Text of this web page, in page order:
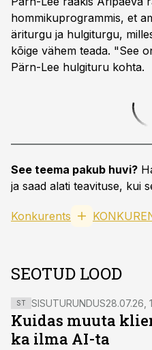
hommikuprogrammis, et
äriturgu ja hulgiturgu,
kõige vähem teada. "See
Pärn-Lee hulgituru kohta.
See teema pakub huvi?
ja saad alati teavituse, kui
Konkurents
SEOTUD LOOD
ST SISUTURUNDUS28.07.26,
Kuidas muuta
ka ilma AI-ta